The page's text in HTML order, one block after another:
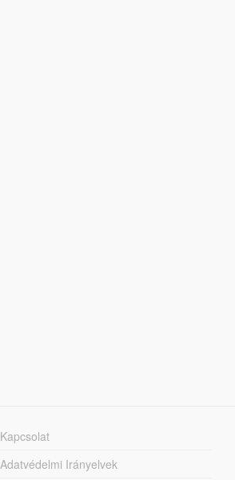
Kapcsolat
Adatvédelmi Irányelvek